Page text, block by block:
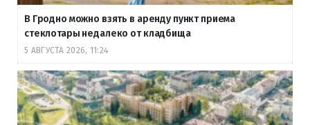
В Гродно можно взять в аренду пункт приема
стеклотары недалеко от кладбища
5 АВГУСТА 2026, 11:24